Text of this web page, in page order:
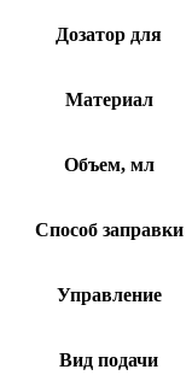
Дозатор для
Материал
Объем, мл
Способ заправки
Управление
Вид подачи